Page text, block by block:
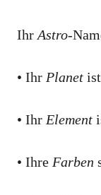
Ihr Astro-
• Ihr Planet ist
• Ihr Element
• Ihre Farben